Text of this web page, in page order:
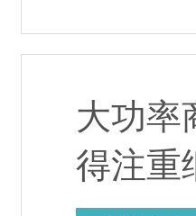
大功率
得注重